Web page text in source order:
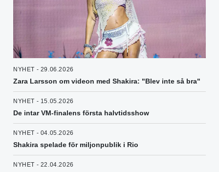
NYHET - 29.06.2026
Zara Larsson om videon med Shakira: "Blev inte så bra"
NYHET - 15.05.2026
De intar VM-finalens första halvtidsshow
NYHET - 04.05.2026
Shakira spelade för miljonpublik i Rio
NYHET - 22.04.2026